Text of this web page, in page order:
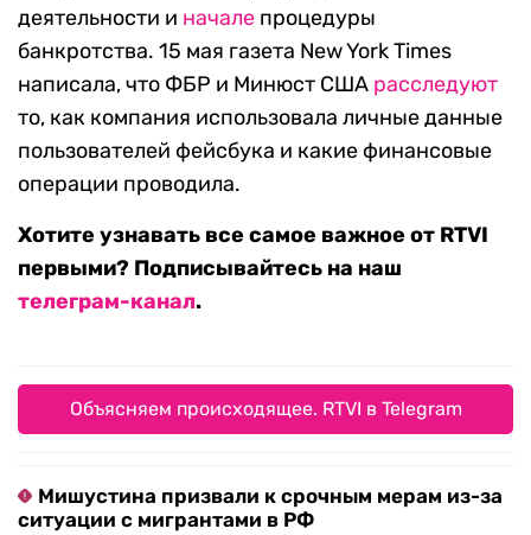
деятельности и начале процедуры
банкротства. 15 мая газета New York Times
написала, что ФБР и Минюст США расследуют
то, как компания использовала личные данные
пользователей фейсбука и какие финансовые
операции проводила.
Хотите узнавать все самое важное от RTVI
первыми? Подписывайтесь на наш
телеграм-канал.
Объясняем происходящее. RTVI в Telegram
Мишустина призвали к срочным мерам из-за
ситуации с мигрантами в РФ